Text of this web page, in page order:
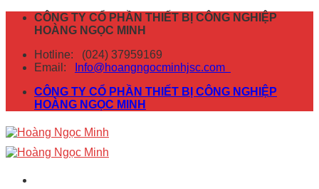
Skip
CÔNG TY CỔ PHẦN THIẾT BỊ CÔNG NGHIỆP
HOÀNG NGỌC MINH
Hotline: (024) 37959169
Email:
Info@hoangngocminhjsc.com
CÔNG TY CỔ PHẦN THIẾT BỊ CÔNG NGHIỆP
HOÀNG NGỌC MINH